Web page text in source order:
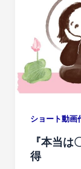
ショート動画
『本当
得